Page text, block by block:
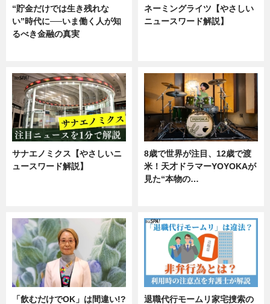
“貯金だけでは生き残れな
い”時代に──いま働く人が知
るべき金融の真実
ネーミングライツ【やさしい
ニュースワード解説】
サナエノミクス【やさしいニ
ュースワード解説】
8歳で世界が注目、12歳で渡
米！天才ドラマーYOYOKAが
見た“本物の…
「飲むだけでOK」は間違い!?
退職代行モームリ家宅捜索の